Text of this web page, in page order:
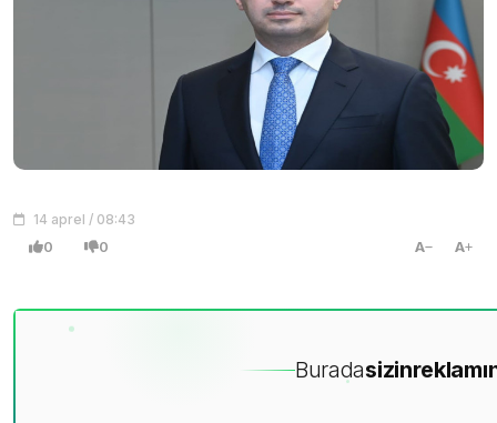
14 aprel / 08:43
0 0 A A
Buradasizin